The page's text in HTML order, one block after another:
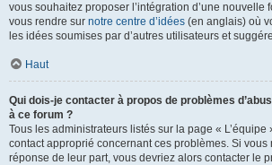
vous souhaitez proposer l’intégration d’une nouvelle
vous rendre sur notre centre d’idées (en anglais) où
les idées soumises par d’autres utilisateurs et
Haut
Qui dois-je contacter à propos de problèmes
à ce forum ?
Tous les administrateurs listés sur la page « L’équipe
contact approprié concernant ces problèmes. Si vous
réponse de leur part, vous devriez alors contacter le